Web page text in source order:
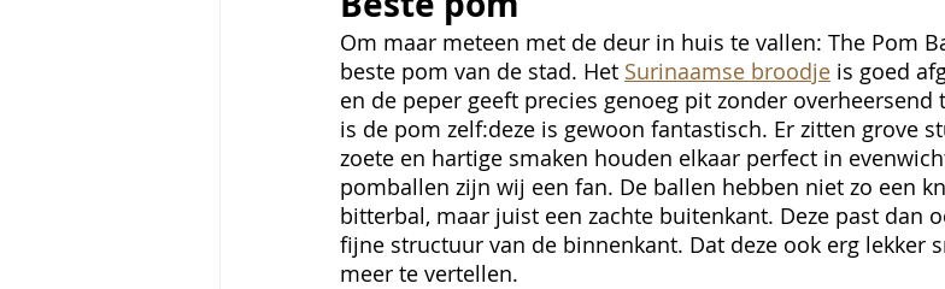
Om maar meteen met de deur in huis te vallen: The Pom
beste pom van de stad. Het Surinaamse broodje is goed
en de peper geeft precies genoeg pit zonder
is de pom zelf:deze is gewoon fantastisch. Er zitten grove
zoete en hartige smaken houden elkaar perfect in
pomballen zijn wij een fan. De ballen hebben niet zo een
bitterbal, maar juist een zachte buitenkant. Deze past dan
fijne structuur van de binnenkant. Dat deze ook erg lekker
meer te vertellen.